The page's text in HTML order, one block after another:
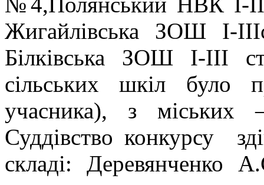
Жигайлівська ЗОШ І-
Білківська ЗОШ І-ІІІ
сільських шкіл було
учасника), з
Суддівство конкурсу
складі: Деревянченко